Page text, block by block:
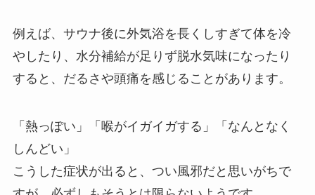
例えば、サウナ後に外気浴を長くしすぎて体を冷
やしたり、水分補給が足りず脱水気味になったり
すると、だるさや頭痛を感じることがあります。
「熱っぽい」「喉がイガイガする」「なんとなく
しんどい」
こうした症状が出ると、つい風邪だと思いがちで